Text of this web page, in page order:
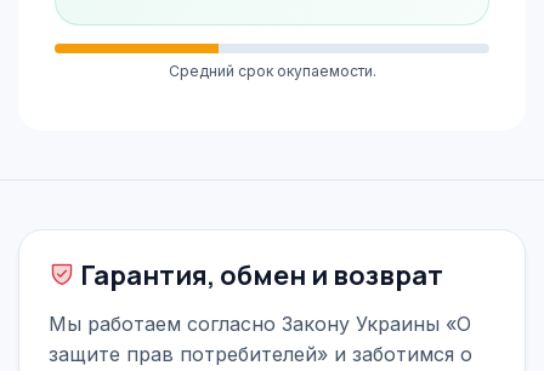
Средний срок окупаемости.
Гарантия, обмен и возврат
Мы работаем согласно Закону Украины «О
защите прав потребителей» и заботимся о